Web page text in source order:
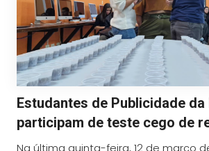
Estudantes de Publicidade da
participam de teste cego de
Na última quinta-feira, 12 de março